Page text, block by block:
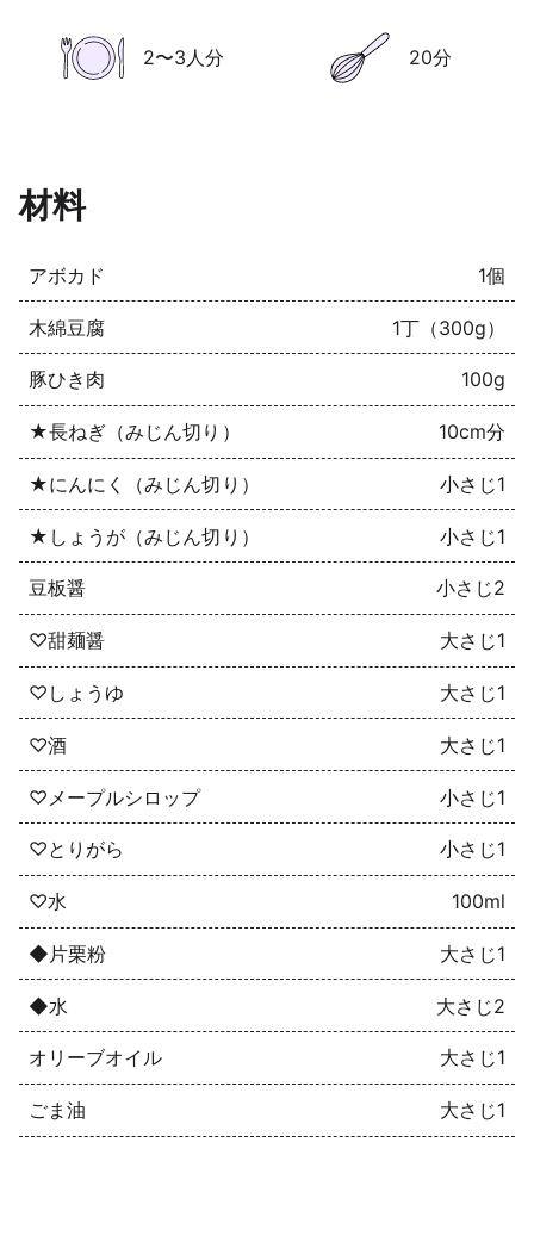
2〜3人分 20分
材料
アボカド 1個
木綿豆腐 1丁（300g）
豚ひき肉 100g
★長ねぎ（みじん切り） 10cm分
★にんにく（みじん切り） 小さじ1
★しょうが（みじん切り） 小さじ1
豆板醤 小さじ2
♡甜麺醤 大さじ1
♡しょうゆ 大さじ1
♡酒 大さじ1
♡メープルシロップ 小さじ1
♡とりがら 小さじ1
♡水 100ml
◆片栗粉 大さじ1
◆水 大さじ2
オリーブオイル 大さじ1
ごま油 大さじ1